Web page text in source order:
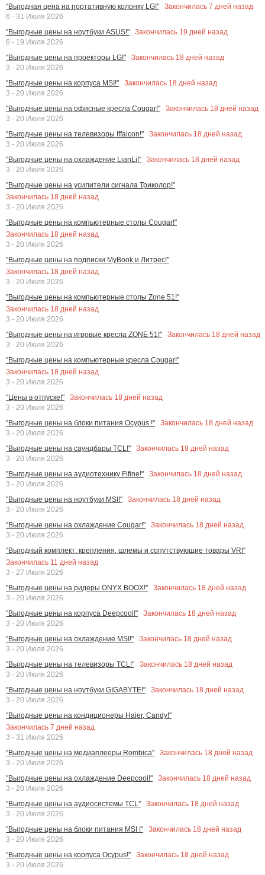
"Выгодная цена на портативную колонку LG!" Закончилась 7 дней назад
6 - 31 Июля 2026
"Выгодные цены на ноутбуки ASUS!"
Закончилась 19 дней назад
6 - 19 Июля 2026
"Выгодные цены на проекторы LG!"
Закончилась 18 дней назад
3 - 20 Июля 2026
"Выгодные цены на корпуса MSI!"
Закончилась 18 дней назад
3 - 20 Июля 2026
"Выгодные цены на офисные кресла Cougar!"
Закончилась 18 дней назад
3 - 20 Июля 2026
"Выгодные цены на телевизоры Iffalcon!"
Закончилась 18 дней назад
3 - 20 Июля 2026
"Выгодные цены на охлаждение LianLi!"
Закончилась 18 дней назад
3 - 20 Июля 2026
"Выгодные цены на усилители сигнала Триколор!"
Закончилась 18 дней назад
3 - 20 Июля 2026
"Выгодные цены на компьютерные столы Cougar!"
Закончилась 18 дней назад
3 - 20 Июля 2026
"Выгодные цены на подписки MyBook и Литрес!"
Закончилась 18 дней назад
3 - 20 Июля 2026
"Выгодные цены на компьютерные столы Zone 51!"
Закончилась 18 дней назад
3 - 20 Июля 2026
"Выгодные цены на игровые кресла ZONE 51!"
Закончилась 18 дней назад
3 - 20 Июля 2026
"Выгодные цены на компьютерные кресла Cougar!"
Закончилась 18 дней назад
3 - 20 Июля 2026
"Цены в отпуске!"
Закончилась 18 дней назад
3 - 20 Июля 2026
"Выгодные цены на блоки питания Ocypus !"
Закончилась 18 дней назад
3 - 20 Июля 2026
"Выгодные цены на саундбары TCL!"
Закончилась 18 дней назад
3 - 20 Июля 2026
"Выгодные цены на аудиотехнику Fifine!"
Закончилась 18 дней назад
3 - 20 Июля 2026
"Выгодные цены на ноутбуки MSI!"
Закончилась 18 дней назад
3 - 20 Июля 2026
"Выгодные цены на охлаждение Cougar!"
Закончилась 18 дней назад
3 - 20 Июля 2026
"Выгодный комплект: крепления, шлемы и сопутствующие товары VR!"
Закончилась 11 дней назад
3 - 27 Июля 2026
"Выгодные цены на ридеры ONYX BOOX!"
Закончилась 18 дней назад
3 - 20 Июля 2026
"Выгодные цены на корпуса Deepcool!"
Закончилась 18 дней назад
3 - 20 Июля 2026
"Выгодные цены на охлаждение MSI!"
Закончилась 18 дней назад
3 - 20 Июля 2026
"Выгодные цены на телевизоры TCL!"
Закончилась 18 дней назад
3 - 20 Июля 2026
"Выгодные цены на ноутбуки GIGABYTE!"
Закончилась 18 дней назад
3 - 20 Июля 2026
"Выгодные цены на кондиционеры Haier, Candy!"
Закончилась 7 дней назад
3 - 31 Июля 2026
"Выгодные цены на медиаплееры Rombica"
Закончилась 18 дней назад
3 - 20 Июля 2026
"Выгодные цены на охлаждение Deepcool!"
Закончилась 18 дней назад
3 - 20 Июля 2026
"Выгодные цены на аудиосистемы TCL"
Закончилась 18 дней назад
3 - 20 Июля 2026
"Выгодные цены на блоки питания MSI !"
Закончилась 18 дней назад
3 - 20 Июля 2026
"Выгодные цены на корпуса Ocypus!"
Закончилась 18 дней назад
3 - 20 Июля 2026